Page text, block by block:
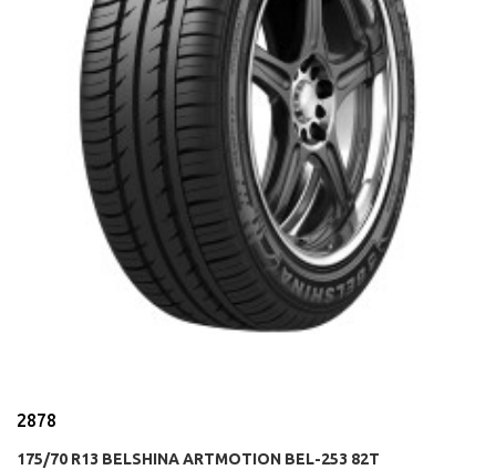
2878
175/70 R13 BELSHINA ARTMOTION BEL-253 82T